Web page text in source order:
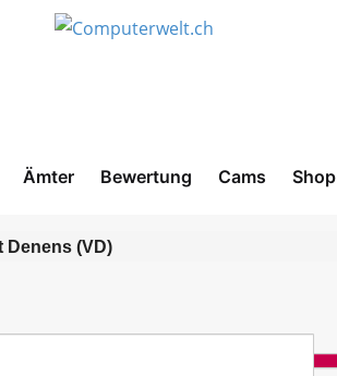
Ämter Bewertung Cams Shop
Denens (VD)